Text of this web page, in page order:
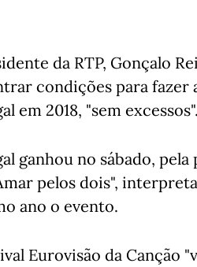
da RTP, Gonçalo
condições para fazer
em 2018, "sem excessos".
ganhou no sábado,
pelos dois",
ano o evento.
Eurovisão da Canção